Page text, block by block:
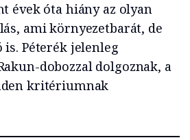
évek óta hiány az olyan
ami környezetbarát, de
Péterék jelenleg
dobozzal dolgoznak, a
kritériumnak